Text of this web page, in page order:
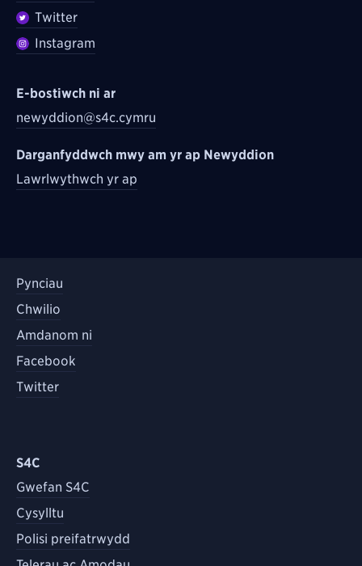
Twitter
Instagram
E-bostiwch ni ar
newyddion@s4c.cymru
Darganfyddwch mwy am yr ap Newyddion
Lawrlwythwch yr ap
Pynciau
Chwilio
Amdanom ni
Facebook
Twitter
S4C
Gwefan S4C
Cysylltu
Polisi preifatrwydd